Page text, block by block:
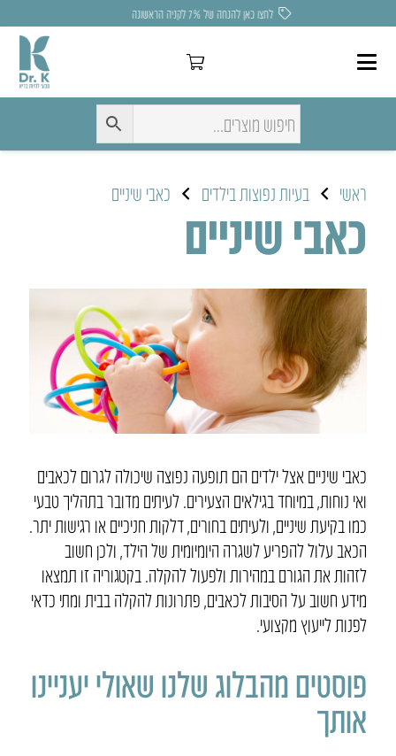
משלוח חינם בקניה מעל 275 ₪
ראשי בעיות נפוצות בילדים כאבי שיניים
כאבי שיניים
כאבי שיניים אצל ילדים הם תופעה נפוצה שיכולה לגרום לכאבים
ואי נוחות, במיוחד בגילאים הצעירים. לעיתים מדובר בתהליך טבעי
כמו בקיעת שיניים, ולעיתים בחורים, דלקות חניכיים או רגישות יתר.
הכאב עלול להפריע לשגרה היומיומית של הילד, ולכן חשוב
לזהות את הגורם במהירות ולפעול להקלה. בקטגוריה זו תמצאו
מידע חשוב על הסיבות לכאבים, פתרונות להקלה בבית ומתי כדאי
לפנות לייעוץ מקצועי.
פוסטים מהבלוג שלנו שאולי יעניינו
אותך